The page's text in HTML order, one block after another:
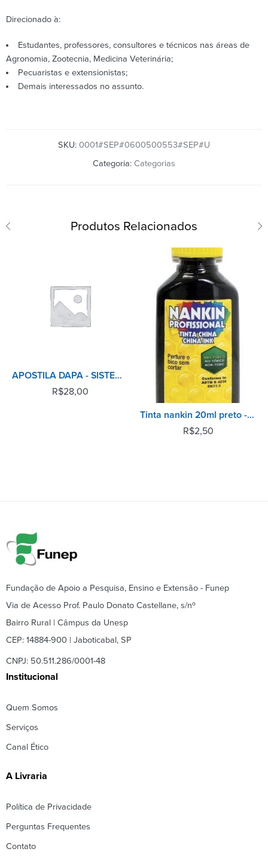
Direcionado à:
Estudantes, professores, consultores e técnicos nas áreas de
Agronomia, Zootecnia, Medicina Veterinária;
Pecuaristas e extensionistas;
Demais interessados no assunto.
SKU: 0001#SEP#0600500553#SEP#U
Categoria: Categorias
Produtos Relacionados
APOSTILA DAPA - SISTEMAS DE PRODUCAO AGRICOLA DO BRASIL
R$28,00
Tinta nankin 20ml preto - Acrilex
R$2,50
Fundação de Apoio a Pesquisa, Ensino e Extensão - Funep
Via de Acesso Prof. Paulo Donato Castellane, s/nº
Bairro Rural | Câmpus da Unesp
CEP: 14884-900 | Jaboticabal, SP
CNPJ: 50.511.286/0001-48
Institucional
Quem Somos
Serviços
Canal Ético
A Livraria
Política de Privacidade
Perguntas Frequentes
Contato